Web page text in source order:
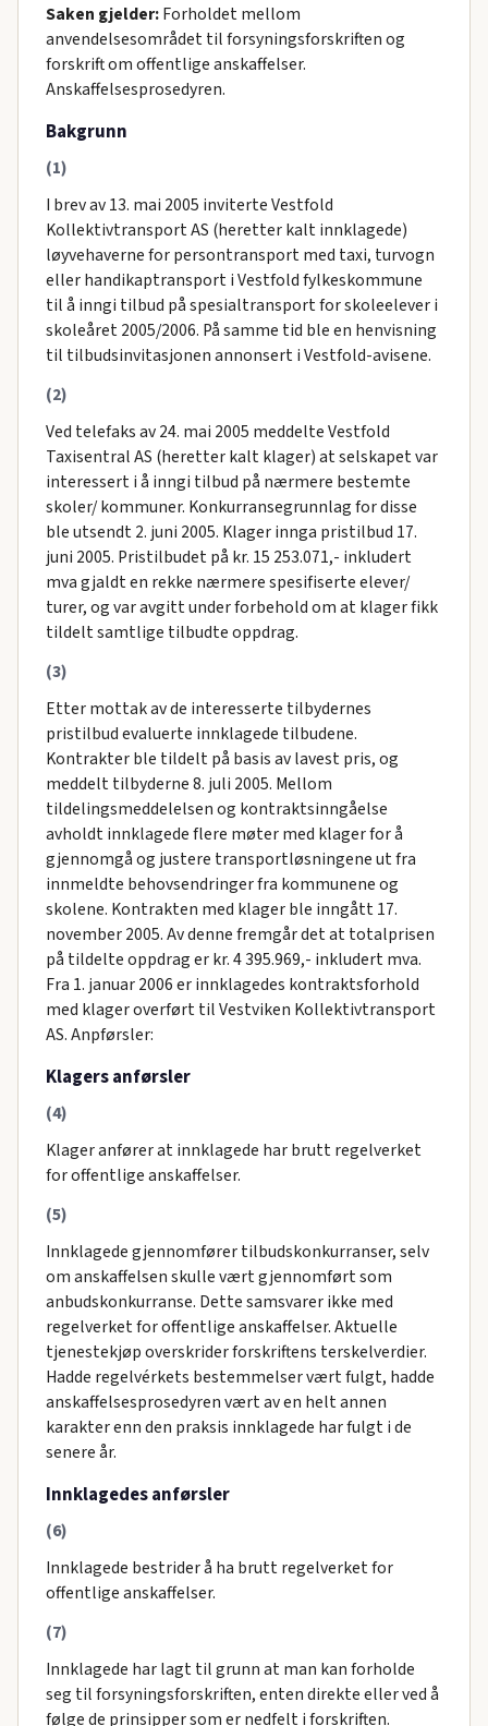
Saken gjelder:Forholdet mellom
anvendelsesområdet til forsyningsforskriften og
forskrift om offentlige anskaffelser.
Anskaffelsesprosedyren.
Bakgrunn
(1)
I brev av 13. mai 2005 inviterte Vestfold
Kollektivtransport AS (heretter kalt innklagede)
løyvehaverne for persontransport med taxi, turvogn
eller handikaptransport i Vestfold fylkeskommune
til å inngi tilbud på spesialtransport for skoleelever i
skoleåret 2005/2006. På samme tid ble en henvisning
til tilbudsinvitasjonen annonsert i Vestfold-avisene.
(2)
Ved telefaks av 24. mai 2005 meddelte Vestfold
Taxisentral AS (heretter kalt klager) at selskapet var
interessert i å inngi tilbud på nærmere bestemte
skoler/ kommuner. Konkurransegrunnlag for disse
ble utsendt 2. juni 2005. Klager innga pristilbud 17.
juni 2005. Pristilbudet på kr. 15 253.071,- inkludert
mva gjaldt en rekke nærmere spesifiserte elever/
turer, og var avgitt under forbehold om at klager fikk
tildelt samtlige tilbudte oppdrag.
(3)
Etter mottak av de interesserte tilbydernes
pristilbud evaluerte innklagede tilbudene.
Kontrakter ble tildelt på basis av lavest pris, og
meddelt tilbyderne 8. juli 2005. Mellom
tildelingsmeddelelsen og kontraktsinngåelse
avholdt innklagede flere møter med klager for å
gjennomgå og justere transportløsningene ut fra
innmeldte behovsendringer fra kommunene og
skolene. Kontrakten med klager ble inngått 17.
november 2005. Av denne fremgår det at totalprisen
på tildelte oppdrag er kr. 4 395.969,- inkludert mva.
Fra 1. januar 2006 er innklagedes kontraktsforhold
med klager overført til Vestviken Kollektivtransport
AS. Anpførsler:
Klagers anførsler
(4)
Klager anfører at innklagede har brutt regelverket
for offentlige anskaffelser.
(5)
Innklagede gjennomfører tilbudskonkurranser, selv
om anskaffelsen skulle vært gjennomført som
anbudskonkurranse. Dette samsvarer ikke med
regelverket for offentlige anskaffelser. Aktuelle
tjenestekjøp overskrider forskriftens terskelverdier.
Hadde regelvérkets bestemmelser vært fulgt, hadde
anskaffelsesprosedyren vært av en helt annen
karakter enn den praksis innklagede har fulgt i de
senere år.
Innklagedes anførsler
(6)
Innklagede bestrider å ha brutt regelverket for
offentlige anskaffelser.
(7)
Innklagede har lagt til grunn at man kan forholde
seg til forsyningsforskriften, enten direkte eller ved å
følge de prinsipper som er nedfelt i forskriften.